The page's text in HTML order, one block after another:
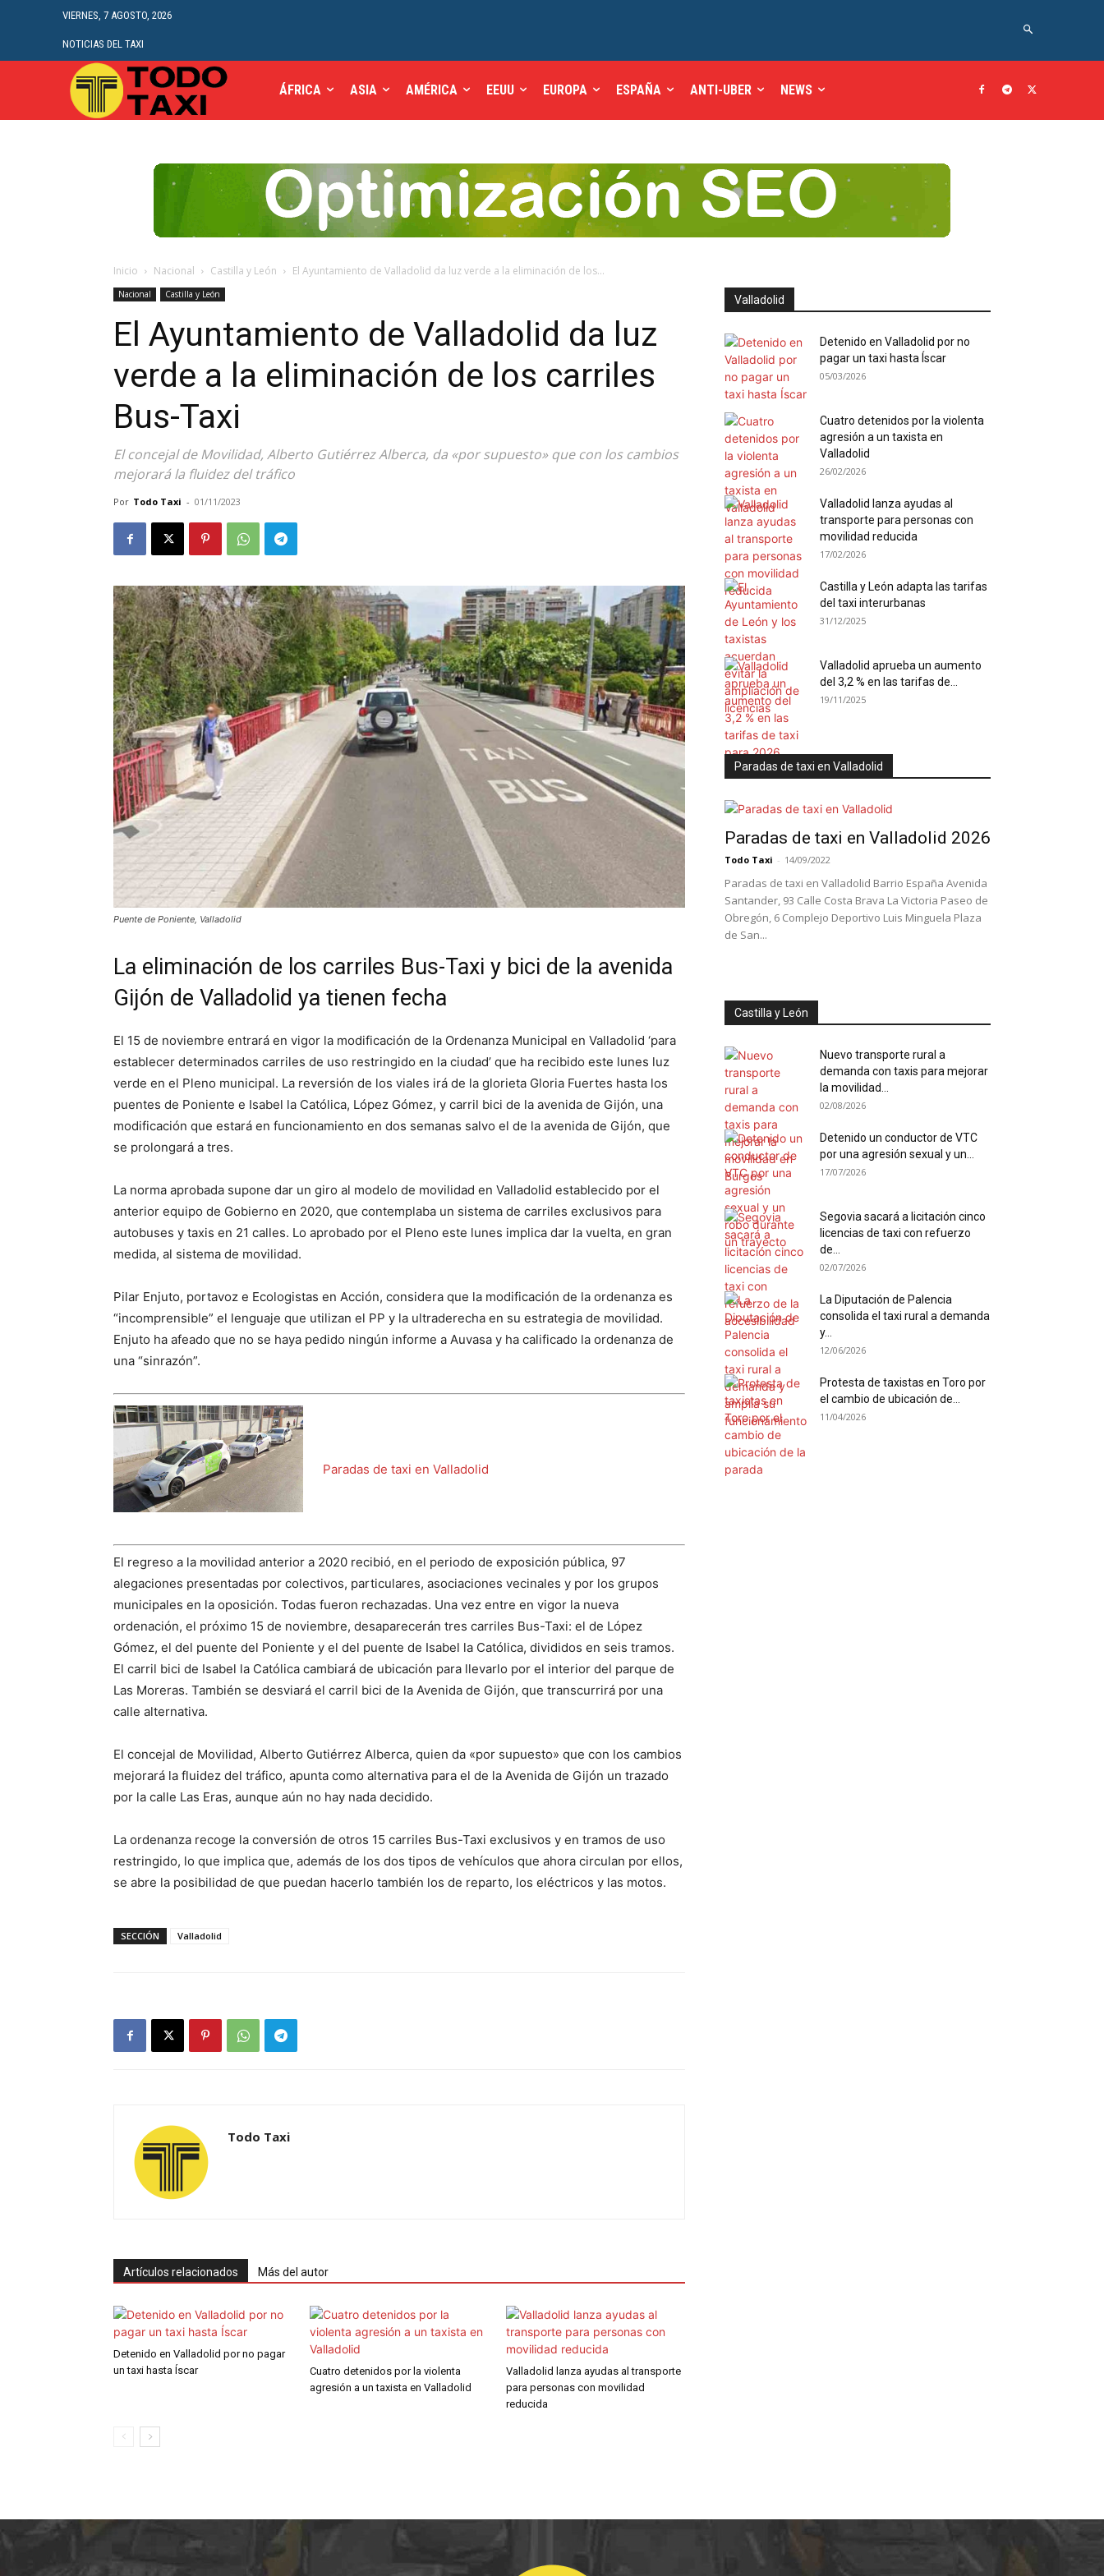
VIERNES, 7 AGOSTO, 2026
NOTICIAS DEL TAXI
ÁFRICA ASIA AMÉRICA EEUU EUROPA ESPAÑA ANTI-UBER NEWS
Inicio Nacional Castilla y León El Ayuntamiento de Valladolid da luz verde a la eliminación de los...
Nacional Castilla y León
El Ayuntamiento de Valladolid da luz
verde a la eliminación de los carriles
Bus-Taxi
El concejal de Movilidad, Alberto Gutiérrez Alberca, da «por supuesto» que con los cambios
mejorará la fluidez del tráfico
Por Todo Taxi - 01/11/2023
Puente de Poniente, Valladolid
La eliminación de los carriles Bus-Taxi y bici de la avenida
Gijón de Valladolid ya tienen fecha
El 15 de noviembre entrará en vigor la modificación de la Ordenanza Municipal en Valladolid ‘para
establecer determinados carriles de uso restringido en la ciudad’ que ha recibido este lunes luz
verde en el Pleno municipal. La reversión de los viales irá de la glorieta Gloria Fuertes hasta los
puentes de Poniente e Isabel la Católica, López Gómez, y carril bici de la avenida de Gijón, una
modificación que estará en funcionamiento en dos semanas salvo el de la avenida de Gijón, que
se prolongará a tres.
La norma aprobada supone dar un giro al modelo de movilidad en Valladolid establecido por el
anterior equipo de Gobierno en 2020, que contemplaba un sistema de carriles exclusivos para
autobuses y taxis en 21 calles. Lo aprobado por el Pleno este lunes implica dar la vuelta, en gran
medida, al sistema de movilidad.
Pilar Enjuto, portavoz e Ecologistas en Acción, considera que la modificación de la ordenanza es
“incomprensible” el lenguaje que utilizan el PP y la ultraderecha en su estrategia de movilidad.
Enjuto ha afeado que no se haya pedido ningún informe a Auvasa y ha calificado la ordenanza de
una “sinrazón”.
Paradas de taxi en Valladolid
El regreso a la movilidad anterior a 2020 recibió, en el periodo de exposición pública, 97
alegaciones presentadas por colectivos, particulares, asociaciones vecinales y por los grupos
municipales en la oposición. Todas fueron rechazadas. Una vez entre en vigor la nueva
ordenación, el próximo 15 de noviembre, desaparecerán tres carriles Bus-Taxi: el de López
Gómez, el del puente del Poniente y el del puente de Isabel la Católica, divididos en seis tramos.
El carril bici de Isabel la Católica cambiará de ubicación para llevarlo por el interior del parque de
Las Moreras. También se desviará el carril bici de la Avenida de Gijón, que transcurrirá por una
calle alternativa.
El concejal de Movilidad, Alberto Gutiérrez Alberca, quien da «por supuesto» que con los cambios
mejorará la fluidez del tráfico, apunta como alternativa para el de la Avenida de Gijón un trazado
por la calle Las Eras, aunque aún no hay nada decidido.
La ordenanza recoge la conversión de otros 15 carriles Bus-Taxi exclusivos y en tramos de uso
restringido, lo que implica que, además de los dos tipos de vehículos que ahora circulan por ellos,
se abre la posibilidad de que puedan hacerlo también los de reparto, los eléctricos y las motos.
SECCIÓN Valladolid
Todo Taxi
Artículos relacionados Más del autor
Detenido en Valladolid por no pagar
un taxi hasta Íscar
Cuatro detenidos por la violenta
agresión a un taxista en Valladolid
Valladolid lanza ayudas al transporte
para personas con movilidad
reducida
Valladolid
Detenido en Valladolid por no
pagar un taxi hasta Íscar
05/03/2026
Cuatro detenidos por la violenta
agresión a un taxista en
Valladolid
26/02/2026
Valladolid lanza ayudas al
transporte para personas con
movilidad reducida
17/02/2026
Castilla y León adapta las tarifas
del taxi interurbanas
31/12/2025
Valladolid aprueba un aumento
del 3,2 % en las tarifas de...
19/11/2025
Paradas de taxi en Valladolid
Paradas de taxi en Valladolid 2026
Todo Taxi - 14/09/2022
Paradas de taxi en Valladolid Barrio España Avenida
Santander, 93 Calle Costa Brava La Victoria Paseo de
Obregón, 6 Complejo Deportivo Luis Minguela Plaza
de San...
Castilla y León
Nuevo transporte rural a
demanda con taxis para mejorar
la movilidad...
02/08/2026
Detenido un conductor de VTC
por una agresión sexual y un...
17/07/2026
Segovia sacará a licitación cinco
licencias de taxi con refuerzo
de...
02/07/2026
La Diputación de Palencia
consolida el taxi rural a demanda
y...
12/06/2026
Protesta de taxistas en Toro por
el cambio de ubicación de...
11/04/2026